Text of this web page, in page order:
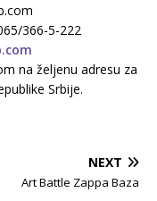
366-5-222
na željenu adresu za
Srbije.
NEXT
Art Battle Zappa Baza